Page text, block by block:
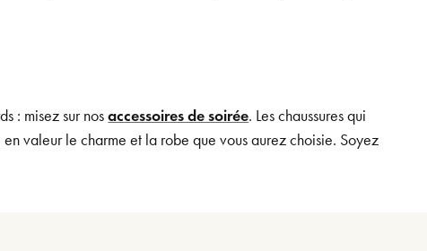
: misez sur nosaccessoires de soirée. Les chaussures qui
valeur le charme et la robe que vous aurez choisie. Soyez